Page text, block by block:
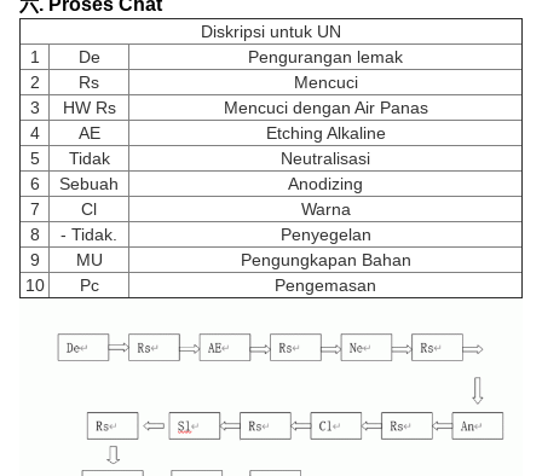
六. Proses Chat
Diskripsi untuk UN
1
De
Pengurangan lemak
2
Rs
Mencuci
3
HW Rs
Mencuci dengan Air Panas
4
AE
Etching Alkaline
5
Tidak
Neutralisasi
6
Sebuah
Anodizing
7
Cl
Warna
8
- Tidak.
Penyegelan
9
MU
Pengungkapan Bahan
10
Pc Pengemasan